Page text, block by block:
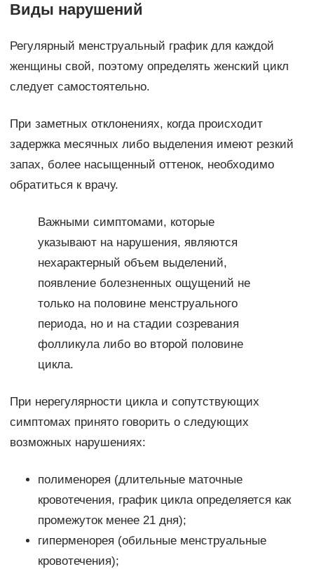
Виды нарушений
Регулярный менструальный график для каждой
женщины свой, поэтому определять женский цикл
следует самостоятельно.
При заметных отклонениях, когда происходит
задержка месячных либо выделения имеют резкий
запах, более насыщенный оттенок, необходимо
обратиться к врачу.
Важными симптомами, которые
указывают на нарушения, являются
нехарактерный объем выделений,
появление болезненных ощущений не
только на половине менструального
периода, но и на стадии созревания
фолликула либо во второй половине
цикла.
При нерегулярности цикла и сопутствующих
симптомах принято говорить о следующих
возможных нарушениях:
полименорея (длительные маточные
кровотечения, график цикла определяется как
промежуток менее 21 дня);
гиперменорея (обильные менструальные
кровотечения);